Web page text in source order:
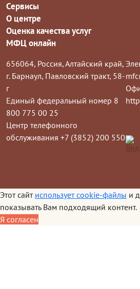
Сервисы
О центре
Оценка качества услуг
МФЦ онлайн
656064, Россия, Алтайский край,
г. Барнаул, Павловский тракт, 58-
г
Единый федеральный номер 8
800 775 00 25
Центр телефонного
обслуживания +7 (3852) 200 550
Этот сайт использует cookie-файлы и
показывать Вам подходящий контент.
Я согласен